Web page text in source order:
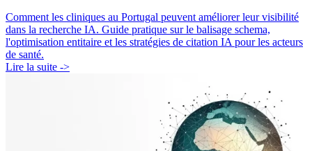
Comment les cliniques au Portugal peuvent améliorer leur visibilité
dans la recherche IA. Guide pratique sur le balisage schema,
l'optimisation entitaire et les stratégies de citation IA pour les acteurs
de santé.
Lire la suite ->